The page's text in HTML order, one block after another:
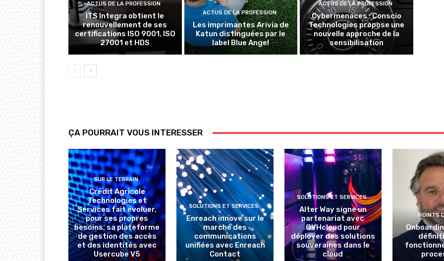
ACTUS DE LA PROFESSION
ITS Integra obtient le
renouvellement de ses
certifications ISO 9001, ISO
27001 et HDS
ACTUS DE LA PROFESSION
Les imprimantes Arivia de
Katun distinguées par le
label Blue Angel
ACTUS DE LA PROFESSION
Cybermenaces : Conscio
Technologies propose une
nouvelle approche de la
sensibilisation
ÇA POURRAIT VOUS INTERESSER
SUR LE TERRAIN
Crédit Agricole
Technologies et
Services fait évoluer,
pour ses propres
besoins, sa plateforme
de gestion des accès
et des identités avec
Usercube V5
SOLUTIONS ET SERVICES
Enreach innove sur le
marché des
communications
unifiées avec Enreach
Contact
SOLUTIONS ET SERVICES
Alter Way signe un
partenariat avec
OVHcloud pour
déployer des solutions
souveraines dans le
cloud
POINTS